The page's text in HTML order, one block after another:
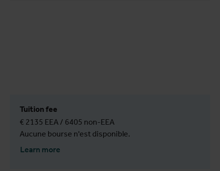
Tuition fee
€ 2135 EEA / 6405 non-EEA
Aucune bourse n'est disponible.
Learn more